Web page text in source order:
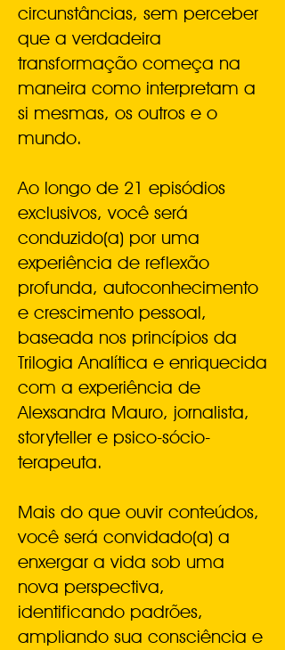
circunstâncias, sem perceber
que a verdadeira
transformação começa na
maneira como interpretam a
si mesmas, os outros e o
mundo.
Ao longo de 21 episódios
exclusivos, você será
conduzido(a) por uma
experiência de reflexão
profunda, autoconhecimento
e crescimento pessoal,
baseada nos princípios da
Trilogia Analítica e enriquecida
com a experiência de
Alexsandra Mauro, jornalista,
storyteller e psico-sócio-
terapeuta.
Mais do que ouvir conteúdos,
você será convidado(a) a
enxergar a vida sob uma
nova perspectiva,
identificando padrões,
ampliando sua consciência e